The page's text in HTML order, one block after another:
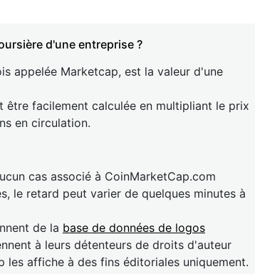
d'une entreprise ?
appelée Marketcap, est la valeur d'une
être facilement calculée en multipliant le prix
en circulation.
cas associé à CoinMarketCap.com
le retard peut varier de quelques minutes à
de la base de données de logos
à leurs détenteurs de droits d'auteur
les affiche à des fins éditoriales uniquement.